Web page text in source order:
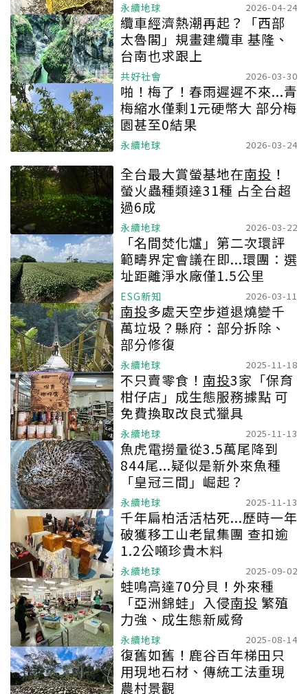
永續地球 2026-04-24
纜車經濟熱潮再起？「西部
太魯閣」規畫建纜車 基隆、
台南也求跟上
共好社會 2026-03-30
啪！梅了！春雨遲遲不來...青
梅縮水僅剩1元硬幣大 部分梅
園甚至0結果
永續地球 2026-03-24
全台最大賞螢基地在南投 ！
螢火蟲種類達31種 占全台超
過6成
永續地球 2026-03-22
「名間焚化爐」第二次環評
範疇界定會議在即...環團：選
址距離淨水廠僅1.5公里
ESG新知 2026-03-11
南投多處天空步道退燒變千
萬垃圾？縣府：部分拆除、
部分修復
永續地球 2025-11-18
不只賣零食！ 南投3家「保育
柑仔店」成生態服務據點 可
免費換取改良式獵具
永續地球 2025-11-13
魚虎電撈量從3.5萬尾降到
844尾...疑似是新外來魚種
「皇冠三間」崛起？
永續地球 2025-11-13
千年扁柏活活枯死...歷時一年
破獲移工山老鼠集團 查扣逾
1.2公噸珍貴木料
永續地球 2025-09-02
蛙鳴高達70分貝！外來種
「亞洲錦蛙」入侵南投 繁殖
力強、成生態新威脅
永續地球 2025-08-14
復舊如舊！鹿谷百年梯田只
用現地石材、傳統工法重現
農村景觀